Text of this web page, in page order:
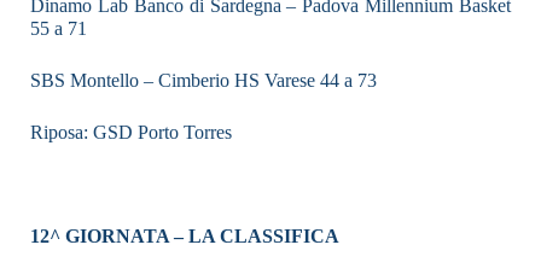
Dinamo Lab Banco di Sardegna – Padova Millennium Basket
55 a 71
SBS Montello – Cimberio HS Varese 44 a 73
Riposa: GSD Porto Torres
12^ GIORNATA – LA CLASSIFICA